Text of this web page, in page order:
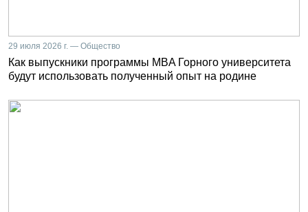
29 июля 2026 г. — Общество
Как выпускники программы MBA Горного университета
будут использовать полученный опыт на родине